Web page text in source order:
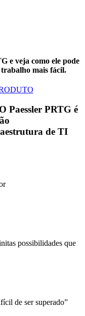
e veja como ele pode
mais fácil.
Paessler PRTG é
de TI
possibilidades que
de ser superado”